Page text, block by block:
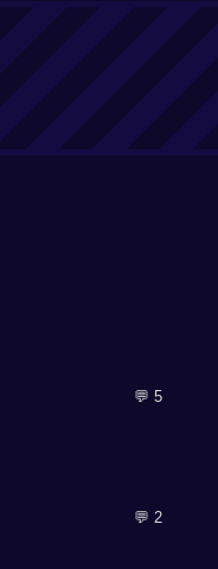
💬 5
💬 2